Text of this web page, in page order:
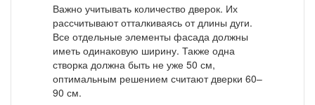
Важно учитывать количество дверок. Их
рассчитывают отталкиваясь от длины дуги.
Все отдельные элементы фасада должны
иметь одинаковую ширину. Также одна
створка должна быть не уже 50 см,
оптимальным решением считают дверки 60–
90 см.